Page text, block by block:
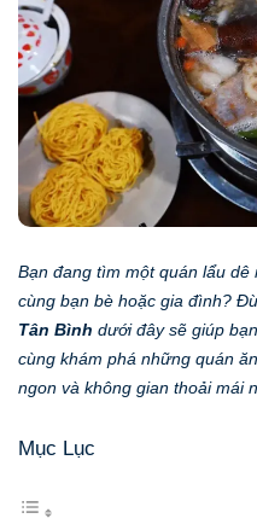
Bạn đang tìm một quán lẩu
cùng bạn bè hoặc gia đình?
Tân Bình dưới đây sẽ giúp
cùng khám phá những quán
ngon và không gian thoải mái
Mục Lục